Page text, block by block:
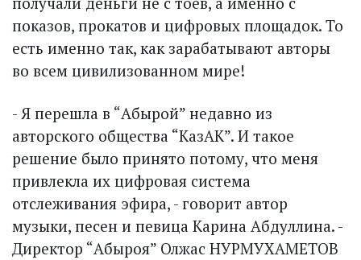
показов, прокатов и цифровых площадок. То
есть именно так, как зарабатывают авторы
во всем цивилизованном мире!
- Я перешла в “Абырой” недавно из
авторского общества “КазАК”. И такое
решение было принято потому, что меня
привлекла их цифровая система
отслеживания эфира, - говорит автор
музыки, песен и певица Карина Абдуллина. -
Директор “Абыроя” Олжас НУРМУХАМЕТОВ